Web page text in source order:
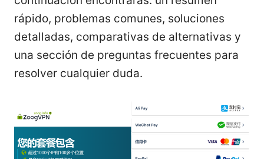
rápido, problemas comunes, soluciones
detalladas, comparativas de alternativas y
una sección de preguntas frecuentes para
resolver cualquier duda.